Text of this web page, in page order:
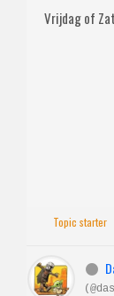
Vrijdag of
Topic starter